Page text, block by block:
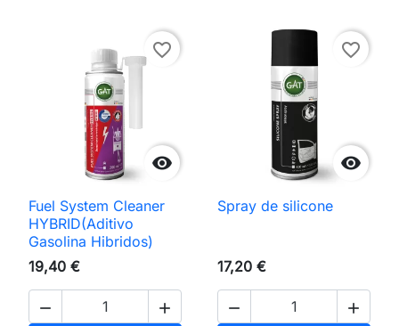

favorite_border
Fuel System Cleaner
HYBRID(Aditivo
Gasolina Hibridos)
19,40 €
 

favorite_border
Spray de silicone
17,20 €
 